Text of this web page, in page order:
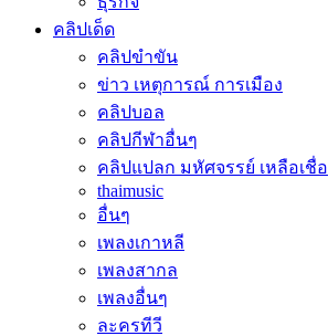
คลิปเด็ด
คลิปขำขัน
ข่าว เหตุการณ์ การเมือง
คลิปบอล
คลิปกีฬาอื่นๆ
คลิปแปลก มหัศจรรย์ เหลือเชื่อ
thaimusic
อื่นๆ
เพลงเกาหลี
เพลงสากล
เพลงอื่นๆ
ละครทีวี